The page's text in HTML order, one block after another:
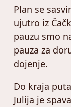
Plan se
ujutro iz
pauzu smo
pauza za
dojenje.
Do kraja
Julija je